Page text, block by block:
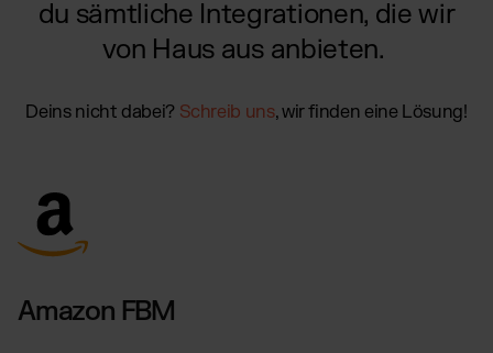
TikTok Fulfillment
E-Books, Guides & Preislisten
Presse
PR, News & Brand Assets
Alle Antworten zu unseren Services
du sämtliche Integrationen, die wir
von Haus aus anbieten.
Deins nicht dabei? Schreib uns, wir finden eine Lösung!
Amazon FBM